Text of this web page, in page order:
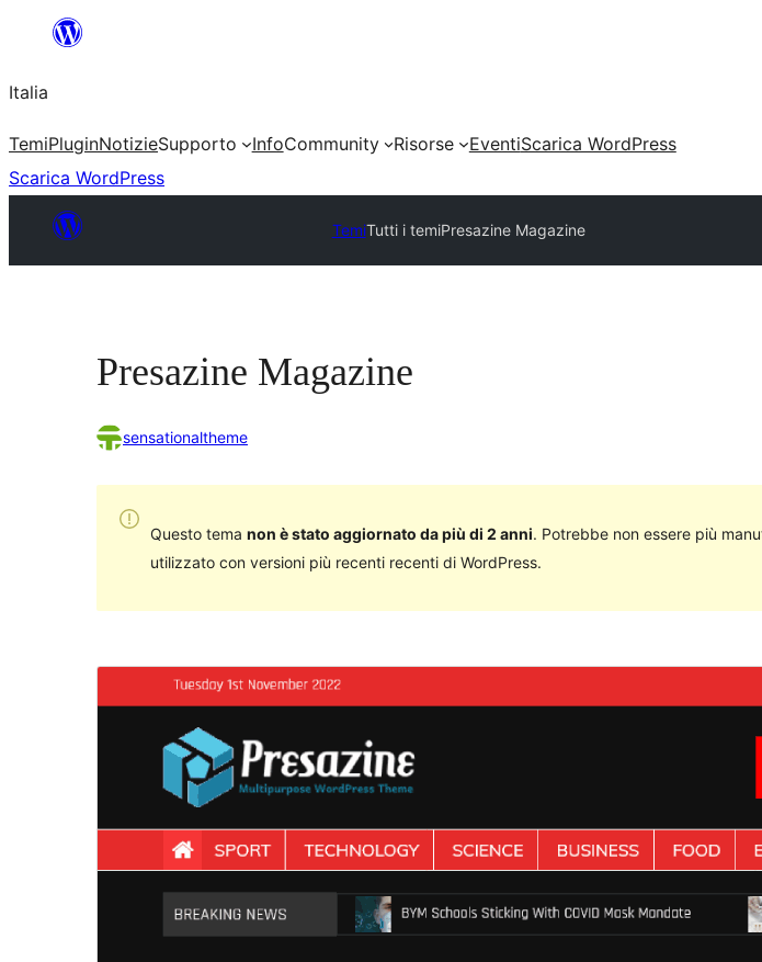
contenuto
Italia
TemiPluginNotizieSupporto InfoCommunity Risorse EventiScarica WordPress
Scarica WordPress
TemiTutti i temiPresazine Magazine
Presazine Magazine
sensationaltheme
Questo tema non è stato aggiornato da più di 2 anni. Potrebbe non essere più
utilizzato con versioni più recenti recenti di WordPress.